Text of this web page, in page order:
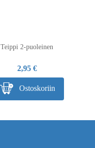
Teippi 2-puoleinen
2,95 €
Ostoskoriin